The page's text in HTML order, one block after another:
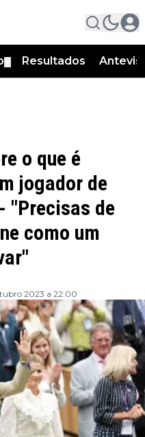
Resultados
o que é
jogador de
"Precisas de
como um
2023 a 22:00